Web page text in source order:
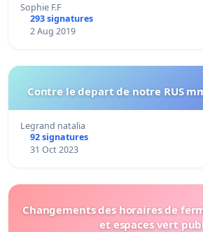
Sophie F.F
293 signatures
2 Aug 2019
Contre le depart de notre RUS
Legrand natalia
92 signatures
31 Oct 2023
Changements des horaires de
et espaces vert